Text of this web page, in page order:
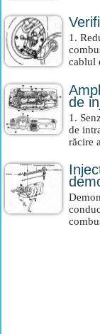
1.
cablul
de
1.
de
răcire